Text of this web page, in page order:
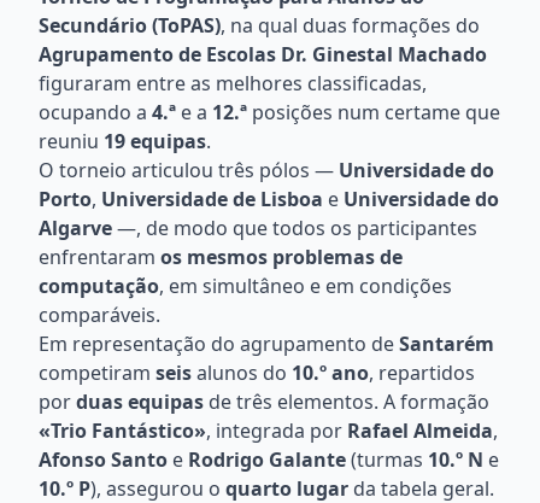
Secundário (ToPAS), na qual duas formações do
Agrupamento de Escolas Dr. Ginestal Machado
figuraram entre as melhores classificadas,
ocupando a 4.ª e a 12.ª posições num certame que
reuniu 19 equipas.
O torneio articulou três pólos — Universidade do
Porto, Universidade de Lisboa e Universidade do
Algarve—, de modo que todos os participantes
enfrentaram os mesmos problemas de
computação, em simultâneo e em condições
comparáveis.
Em representação do agrupamento deSantarém
competiram seisalunos do 10.º ano, repartidos
porduas equipas de três elementos. A formação
«Trio Fantástico», integrada por Rafael Almeida,
Afonso Santo e Rodrigo Galante(turmas 10.º N e
10.º P), assegurou o quarto lugar da tabela geral.